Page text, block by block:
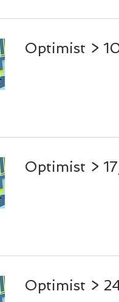
Optimist >
Optimist >
Optimist >